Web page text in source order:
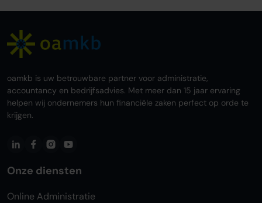
oamkb is uw betrouwbare partner voor administratie,
accountancy en bedrijfsadvies. Met meer dan 15 jaar ervaring
helpen wij ondernemers hun financiële zaken perfect op orde te
krijgen.
Onze diensten
Online Administratie